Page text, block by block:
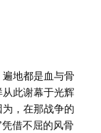
地都是血与骨
此谢幕于光辉
，在那战争的
借不屈的风骨